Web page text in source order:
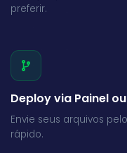
preferir.
Deploy via Painel ou
Envie seus arquivos
rápido.